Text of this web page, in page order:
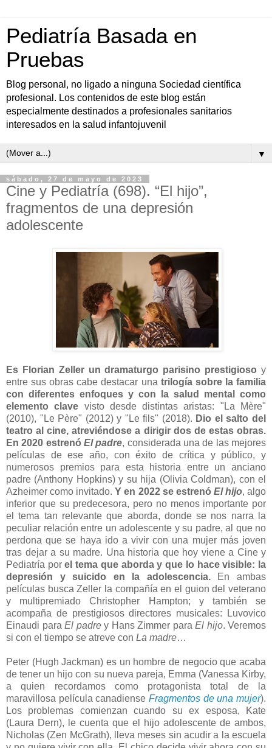
Pediatría Basada en
Pruebas
Blog personal, no ligado a ninguna Sociedad científica
profesional. Los contenidos de este blog están
especialmente destinados a profesionales sanitarios
interesados en la salud infantojuvenil
▼
sábado, 27 de mayo de 2023
Cine y Pediatría (698). “El hijo”,
fragmentos de una depresión
adolescente
Es Florian Zeller un dramaturgo parisino prestigioso y
entre sus obras cabe destacar una trilogía sobre la familia
con diferentes enfoques y con la salud mental como
elemento clave visto desde distintas aristas: "La Mère"
(2010), "Le Père" (2012) y "Le fils" (2018). Dio el salto del
teatro al cine, atreviéndose a dirigir dos de estas obras.
En 2020 estrenó El padre, considerada una de las mejores
películas de ese año, con éxito de crítica y público, y
numerosos premios para esta historia entre un anciano
padre (Anthony Hopkins) y su hija (Olivia Coldman), con el
Azheimer como invitado.Y en 2022 se estrenó El hijo, algo
inferior que su predecesora, pero no menos importante por
el tema tan relevante que aborda, donde se nos narra la
peculiar relación entre un adolescente y su padre, al que no
perdona que se haya ido a vivir con una mujer más joven
tras dejar a su madre. Una historia que hoy viene a Cine y
Pediatría porel tema que aborda y que lo hace visible: la
depresión y suicido en la adolescencia.En ambas
películas busca Zeller la compañía en el guion del veterano
y multipremiado Christopher Hampton; y también se
acompaña de prestigiosos directores musicales: Luvovico
Einaudi para El padrey Hans Zimmer para El hijo. Veremos
si con el tiempo se atreve con La madre…
Peter (Hugh Jackman) es un hombre de negocio que acaba
de tener un hijo con su nueva pareja, Emma (Vanessa Kirby,
a quien recordamos como protagonista total de la
maravillosa película canadiense Fragmentos de una mujer).
Los problemas comienzan cuando su ex esposa, Kate
(Laura Dern), le cuenta que el hijo adolescente de ambos,
Nicholas (Zen McGrath), lleva meses sin acudir a la escuela